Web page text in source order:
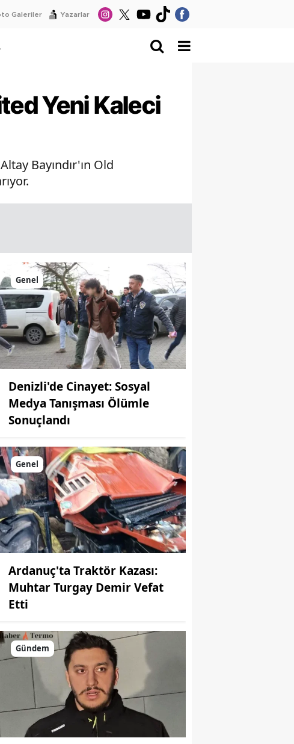
Galeriler Yazarlar
Yeni Kaleci
Bayındır'ın Old
Genel
Denizli'de Cinayet: Sosyal
Medya Tanışması Ölümle
Sonuçlandı
Genel
Ardanuç'ta Traktör Kazası:
Muhtar Turgay Demir Vefat
Etti
Gündem